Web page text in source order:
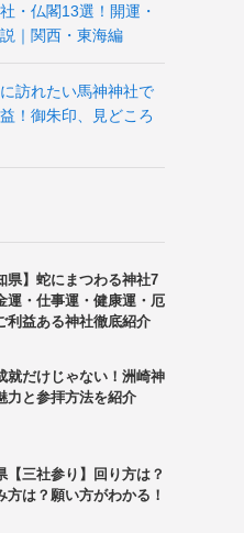
・仏閣13選！開運・
｜関西・東海編
訪れたい馬神神社で
！御朱印、見どころ
県】蛇にまつわる神社7
運・仕事運・健康運・厄
利益ある神社徹底紹介
就だけじゃない！洲崎神
力と参拝方法を紹介
【三社参り】回り方は？
方は？願い方がわかる！